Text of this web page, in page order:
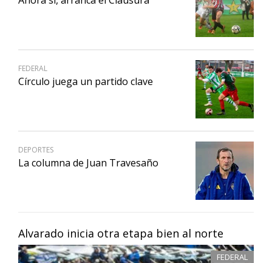
Alvarado inicia otra etapa bien al norte
FEDERAL
FEDERAL
Círculo juega un partido clave
DEPORTES
La columna de Juan Travesaño